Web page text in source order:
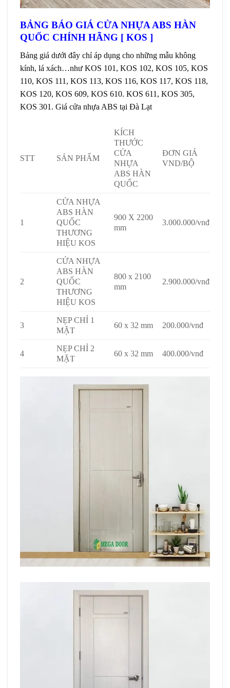
BẢNG BÁO GIÁ CỬA NHỰA ABS HÀN
QUỐC CHÍNH HÃNG [ KOS ]
Bảng giá dưới đây chỉ áp dụng cho những mẫu không
kính, lá xách…như KOS 101, KOS 102, KOS 105, KOS
110, KOS 111, KOS 113, KOS 116, KOS 117, KOS 118,
KOS 120, KOS 609, KOS 610. KOS 611, KOS 305,
KOS 301. Giá cửa nhựa ABS tại Đà Lạt
STT SẢN PHẨM
KÍCH
THƯỚC
CỬA
NHỰA
ABS HÀN
QUỐC
ĐƠN GIÁ
VND/BỘ
1
CỬA NHỰA
ABS HÀN
QUỐC
THƯƠNG
HIỆU KOS
900 X 2200
mm
3.000.000/vnđ
2
CỬA NHỰA
ABS HÀN
QUỐC
THƯƠNG
HIỆU KOS
800 x 2100
mm
2.900.000/vnđ
3
NẸP CHỈ 1
MẶT
60 x 32 mm 200.000/vnđ
4
NẸP CHỈ 2
MẶT
60 x 32 mm 400.000/vnđ